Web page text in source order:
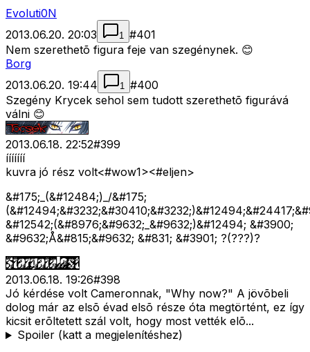
Evoluti0N
2013.06.20. 20:03
1 #401
Nem szerethetõ figura feje van szegénynek. 😊
Borg
2013.06.20. 19:44
1 #400
Szegény Krycek sehol sem tudott szerethetõ figurává
válni 😊
2013.06.18. 22:52#399
ííííííí
kuvra jó rész volt<#wow1><#eljen>
&#175;_(&#12484;)_/&#175;
&#12542;(&#8976;&#9632;_&#9632;)&#12494; &#3900;
&#9632;Å&#815;&#9632; &#831; &#3901; ?(???)?
2013.06.18. 19:26#398
Jó kérdése volt Cameronnak, "Why now?" A jövõbeli
dolog már az elsõ évad elsõ része óta megtörtént, ez így
kicsit erõltetett szál volt, hogy most vették elõ...
Spoiler (katt a megjelenítéshez)